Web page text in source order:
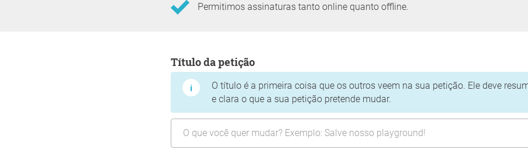
Permitimos assinaturas tanto online quanto offline.
Título da petição
O título é a primeira coisa que os outros veem na sua petição. Ele deve
e clara o que a sua petição pretende mudar.